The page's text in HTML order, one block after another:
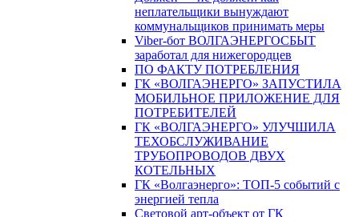
неплательщики вынуждают
коммунальщиков принимать меры
Viber-бот ВОЛГАЭНЕРГОСБЫТ
заработал для нижегородцев
ПО ФАКТУ ПОТРЕБЛЕНИЯ
ГК «ВОЛГАЭНЕРГО» ЗАПУСТИЛА
МОБИЛЬНОЕ ПРИЛОЖЕНИЕ ДЛЯ
ПОТРЕБИТЕЛЕЙ
ГК «ВОЛГАЭНЕРГО» УЛУЧШИЛА
ТЕХОБСЛУЖИВАНИЕ
ТРУБОПРОВОДОВ ДВУХ
КОТЕЛЬНЫХ
ГК «Волгаэнерго»: ТОП-5 событий с
энергией тепла
Световой арт-объект от ГК